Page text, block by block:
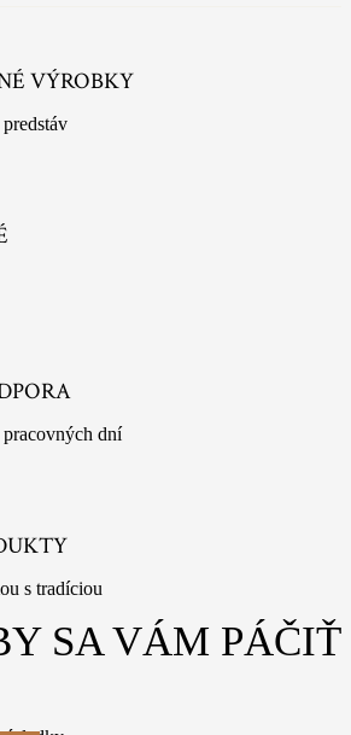
VÝROBKY
dní
s tradíciou
SA VÁM PÁČIŤ